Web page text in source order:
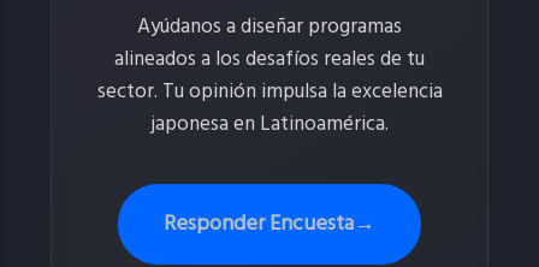
Ayúdanos a diseñar programas
alineados a los desafíos reales de tu
sector. Tu opinión impulsa la excelencia
japonesa en Latinoamérica.
Responder Encuesta→